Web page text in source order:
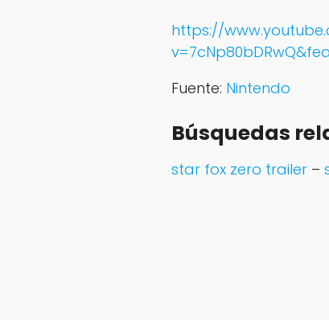
https://
Fuente: Nintendo
Búsquedas
star fox zero trailer–